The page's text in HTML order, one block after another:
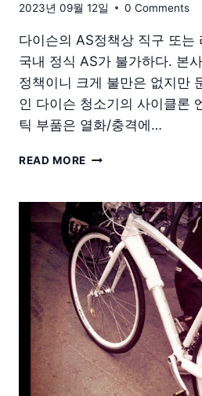
2023년 09월 12일 0 Comments
다이슨의 AS정책상 직구 또는
국내 정식 AS가 불가하다. 본
정책이니 크게 불만은 없지만
인 다이슨 청소기의 사이클론
틱 부품은 열화/충격에…
READ MORE DYSON
선
청
소
기
수
리
A
TO
Z